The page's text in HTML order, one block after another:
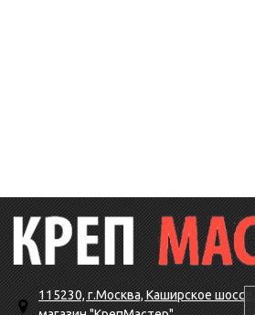
115230, г.Москва, Каширское